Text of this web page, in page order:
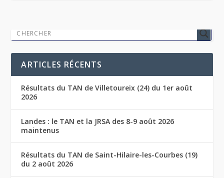
ARTICLES RÉCENTS
Résultats du TAN de Villetoureix (24) du 1er août
2026
Landes : le TAN et la JRSA des 8-9 août 2026
maintenus
Résultats du TAN de Saint-Hilaire-les-Courbes (19)
du 2 août 2026